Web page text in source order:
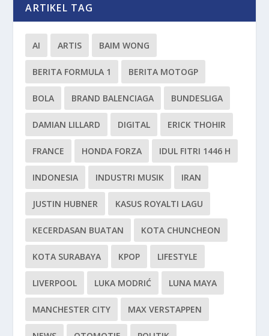
ARTIKEL TAG
AI ARTIS BAIM WONG
BERITA FORMULA 1 BERITA MOTOGP
BOLA BRAND BALENCIAGA BUNDESLIGA
DAMIAN LILLARD DIGITAL ERICK THOHIR
FRANCE HONDA FORZA IDUL FITRI 1446 H
INDONESIA INDUSTRI MUSIK IRAN
JUSTIN HUBNER KASUS ROYALTI LAGU
KECERDASAN BUATAN KOTA CHUNCHEON
KOTA SURABAYA KPOP LIFESTYLE
LIVERPOOL LUKA MODRIĆ LUNA MAYA
MANCHESTER CITY MAX VERSTAPPEN